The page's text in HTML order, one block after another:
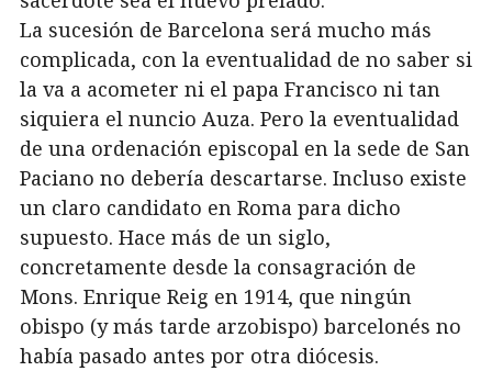
La sucesión de Barcelona será mucho más
complicada, con la eventualidad de no saber si
la va a acometer ni el papa Francisco ni tan
siquiera el nuncio Auza. Pero la eventualidad
de una ordenación episcopal en la sede de San
Paciano no debería descartarse. Incluso existe
un claro candidato en Roma para dicho
supuesto. Hace más de un siglo,
concretamente desde la consagración de
Mons. Enrique Reig en 1914, que ningún
obispo (y más tarde arzobispo) barcelonés no
había pasado antes por otra diócesis.